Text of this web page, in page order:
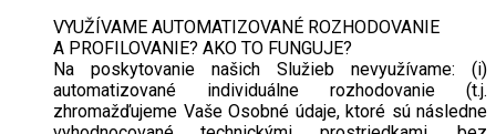
VYUŽÍVAME AUTOMATIZOVANÉ ROZHODOVANIE
A PROFILOVANIE? AKO TO FUNGUJE?
Na poskytovanie našich Služieb nevyužívame: (i)
automatizované individuálne rozhodovanie (t.j.
zhromažďujeme Vaše Osobné údaje, ktoré sú následne